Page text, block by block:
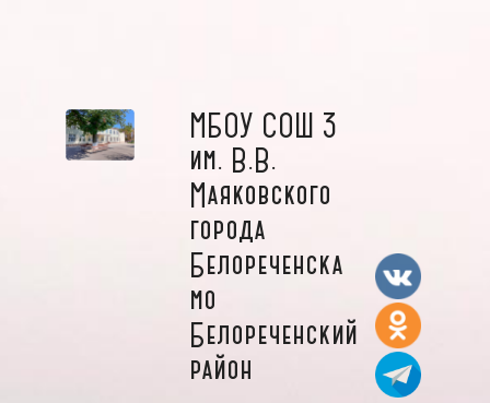
МБОУ СОШ 3
им. В.В.
Маяковского
города
Белореченска
мо
Белореченский
район